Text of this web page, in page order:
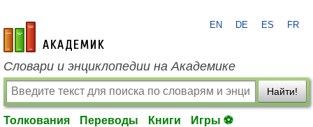
academic.ru
EN DE ES FR
Словари и энциклопедии на Академике
Найти!
Толкования Переводы Книги Игры ⚽